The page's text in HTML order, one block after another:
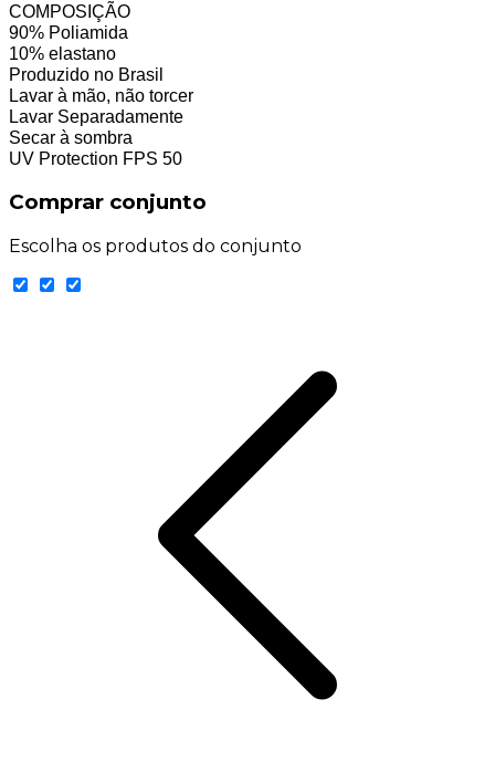
COMPOSIÇÃO
90% Poliamida
10% elastano
Produzido no Brasil
Lavar à mão, não torcer
Lavar Separadamente
Secar à sombra
UV Protection FPS 50
Comprar conjunto
Escolha os produtos do conjunto